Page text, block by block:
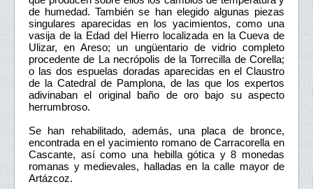
de humedad. También se han elegido algunas piezas
singulares aparecidas en los yacimientos, como una
vasija de la Edad del Hierro localizada en la Cueva de
Ulizar, en Areso; un ungüentario de vidrio completo
procedente de La necrópolis de la Torrecilla de Corella;
o las dos espuelas doradas aparecidas en el Claustro
de la Catedral de Pamplona, de las que los expertos
adivinaban el original baño de oro bajo su aspecto
herrumbroso.
Se han rehabilitado, además, una placa de bronce,
encontrada en el yacimiento romano de Carracorella en
Cascante, así como una hebilla gótica y 8 monedas
romanas y medievales, halladas en la calle mayor de
Artázcoz.